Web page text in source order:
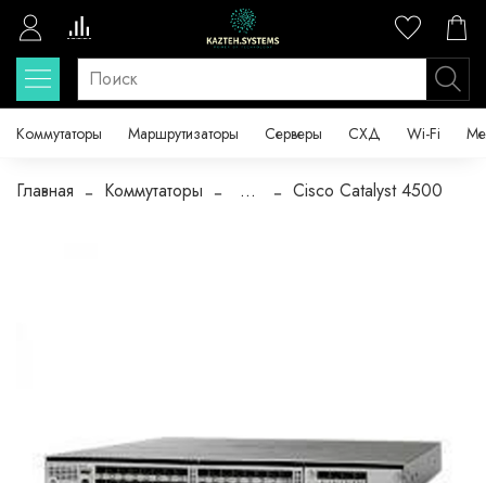
Коммутаторы Маршрутизаторы Серверы СХД Wi-Fi
Главная Коммутаторы ... Cisco Catalyst 4500